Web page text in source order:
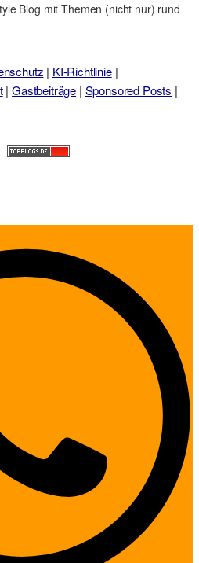
Blog mit Themen (nicht nur) rund
| KI-Richtlinie|
|Gastbeiträge | Sponsored Posts |